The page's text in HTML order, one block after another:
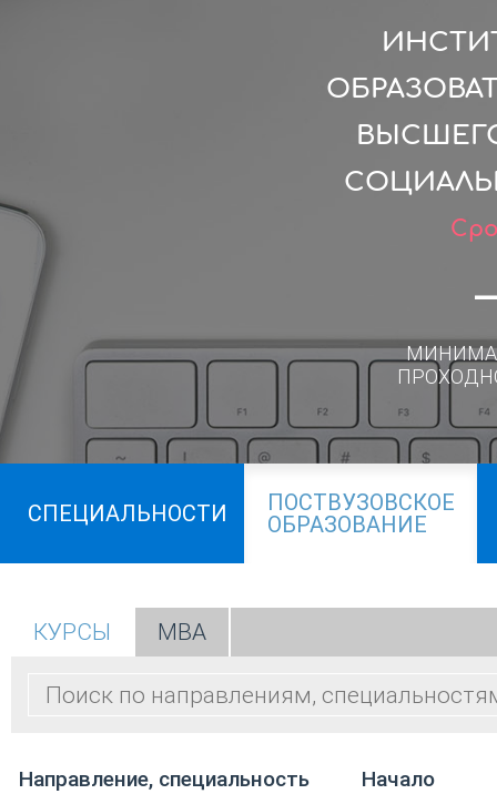
СПЕЦИАЛЬНОСТИ
ПОСТВУЗОВСКОЕ
ОБРАЗОВАНИЕ
КУРСЫ МВА
Направление, специальность Начало